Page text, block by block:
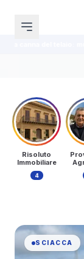
Risoluto
Immobiliare
4
SCIACCA